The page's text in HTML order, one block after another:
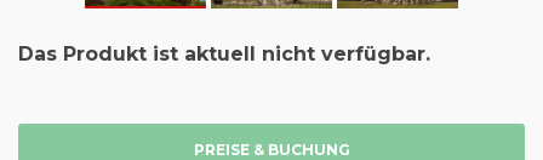
Das Produkt ist aktuell nicht verfügbar.
PREISE & BUCHUNG